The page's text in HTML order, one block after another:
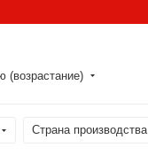
(возрастание)
Страна производства